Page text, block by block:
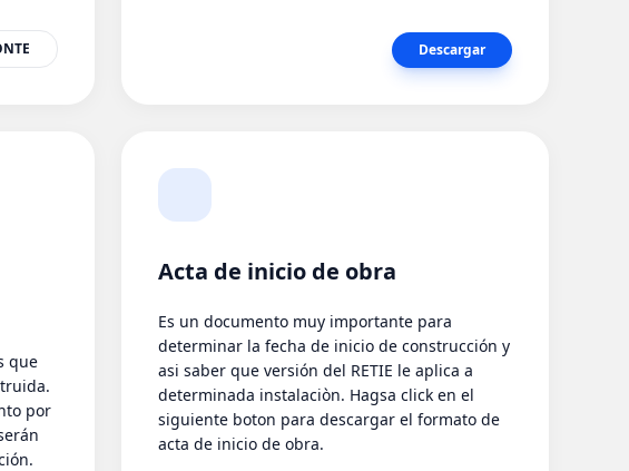
Descargar
que
por
Acta de inicio de obra
Es un documento muy importante para
determinar la fecha de inicio de construcción y
asi saber que versión del RETIE le aplica a
determinada instalaciòn. Hagsa click en el
siguiente boton para descargar el formato de
acta de inicio de obra.